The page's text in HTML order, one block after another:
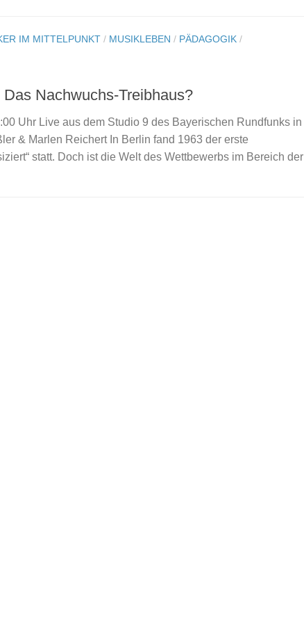
IM MITTELPUNKT / MUSIKLEBEN / PÄDAGOGIK /
Nachwuchs-Treibhaus?
Uhr Live aus dem Studio 9 des Bayerischen Rundfunks in
& Marlen Reichert In Berlin fand 1963 der erste
statt. Doch ist die Welt des Wettbewerbs im Bereich der